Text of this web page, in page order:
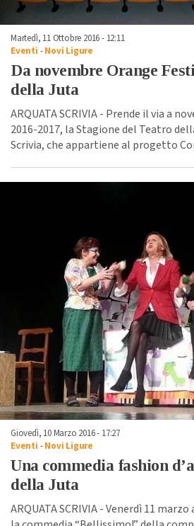
Martedì, 11 Ottobre 2016 - 12:11
Eventi -Novi Ligure
Da novembre Orange
della Juta
ARQUATA SCRIVIA - Prende il via a
2016-2017, la Stagione del Teatro
Scrivia, che appartiene al progetto
Giovedì, 10 Marzo 2016 - 17:27
Eventi -Novi Ligure
Una commedia fashion
della Juta
ARQUATA SCRIVIA - Venerdì 11